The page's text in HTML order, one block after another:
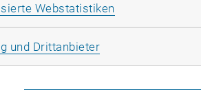
Kommunikations-
Webstatistiken
und DrittanbieterMarketing Cookies